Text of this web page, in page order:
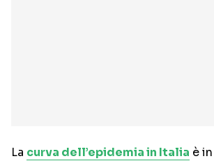
La curva dell’epidemia in Italia è